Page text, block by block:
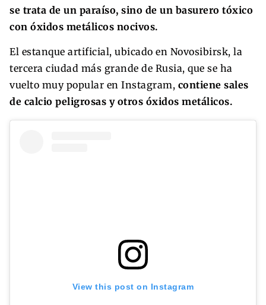
se trata de un paraíso, sino de un basurero tóxico
con óxidos metálicos nocivos.
El estanque artificial, ubicado en Novosibirsk, la
tercera ciudad más grande de Rusia, que se ha
vuelto muy popular en Instagram, contiene sales
de calcio peligrosas y otros óxidos metálicos.
View this post on Instagram